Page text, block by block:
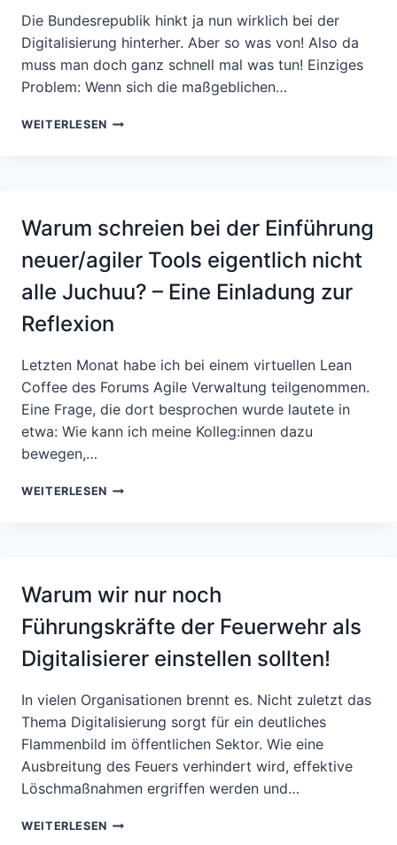
Die Bundesrepublik hinkt ja nun wirklich bei der
Digitalisierung hinterher. Aber so was von! Also da
muss man doch ganz schnell mal was tun! Einziges
Problem: Wenn sich die maßgeblichen…
WEITERLESEN DIGITALISIERUNG
DMS-
IN
LANDESVERWALTUNG
WÜRTTEMBERG
Warum schreien bei der Einführung
neuer/agiler Tools eigentlich nicht
alle Juchuu? – Eine Einladung zur
Reflexion
Letzten Monat habe ich bei einem virtuellen Lean
Coffee des Forums Agile Verwaltung teilgenommen.
Eine Frage, die dort besprochen wurde lautete in
etwa: Wie kann ich meine Kolleg:innen dazu
bewegen,…
WEITERLESEN WARUM
TOOLS
NICHT
JUCHUU?
EINE
EINLADUNG
REFLEXION
Warum wir nur noch
Führungskräfte der Feuerwehr als
Digitalisierer einstellen sollten!
In vielen Organisationen brennt es. Nicht zuletzt das
Thema Digitalisierung sorgt für ein deutliches
Flammenbild im öffentlichen Sektor. Wie eine
Ausbreitung des Feuers verhindert wird, effektive
Löschmaßnahmen ergriffen werden und…
WEITERLESEN WARUM